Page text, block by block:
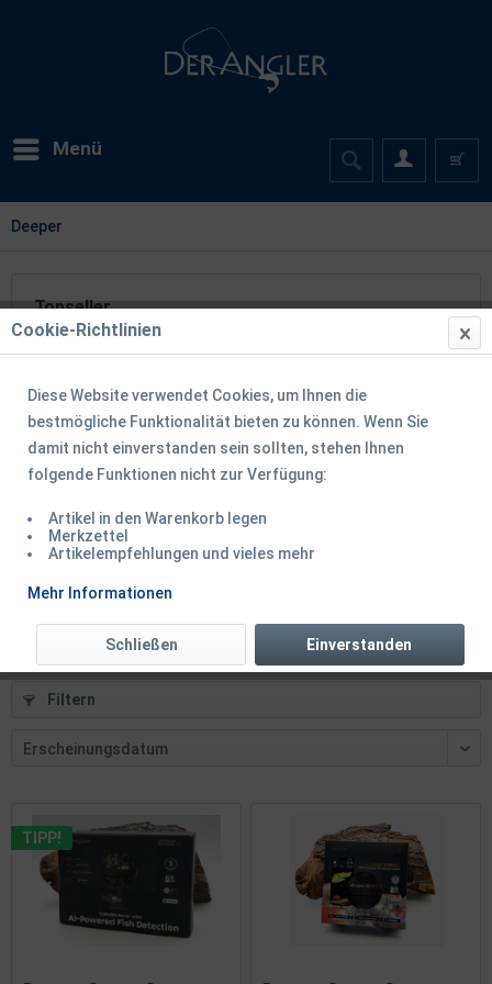
Menü
Deeper
Topseller
Deeper Tripod Dreibein Stativ
Filtern
TIPP!
Cookie-Richtlinien
Diese Website verwendet Cookies, um Ihnen die
bestmögliche Funktionalität bieten zu können. Wenn Sie
damit nicht einverstanden sein sollten, stehen Ihnen
folgende Funktionen nicht zur Verfügung:
Artikel in den Warenkorb legen
Merkzettel
Artikelempfehlungen und vieles mehr
Mehr Informationen
Einverstanden
Schließen